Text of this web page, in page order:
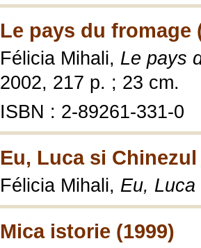
Le pays du fromage
Félicia Mihali, Le pays
2002, 217 p. ; 23 cm.
ISBN : 2-89261-331-0
Eu, Luca si Chinezul
Félicia Mihali, Eu,
Mica istorie (1999)